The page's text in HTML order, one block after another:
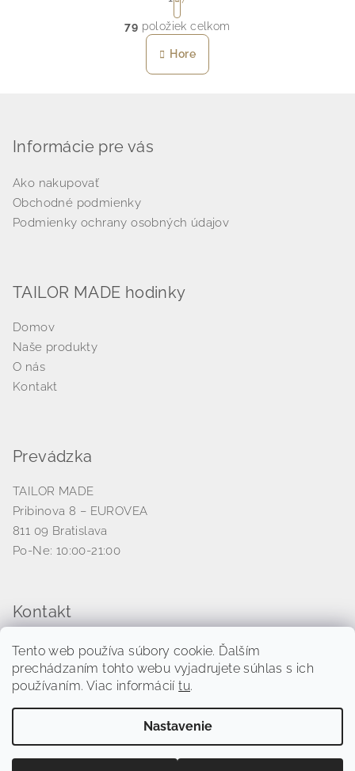
Tento web používa súbory cookie. Ďalším
prechádzaním tohto webu vyjadrujete súhlas s ich
používaním. Viac informáciítu.
Nastavenie
O
v
l
á
v
k
ý
p
r
á
n
k
o
79 položiek celkom
Hore
Informácie pre vás
Ako nakupovať
Obchodné podmienky
Podmienky ochrany osobných údajov
TAILOR MADE hodinky
Domov
Naše produkty
O nás
Kontakt
Prevádzka
TAILOR MADE
Pribinova 8 – EUROVEA
811 09 Bratislava
Po-Ne: 10:00-21:00
Kontakt
venezianico@tailormade-hodinky.sk
+421 917 539 521
vyhradené.